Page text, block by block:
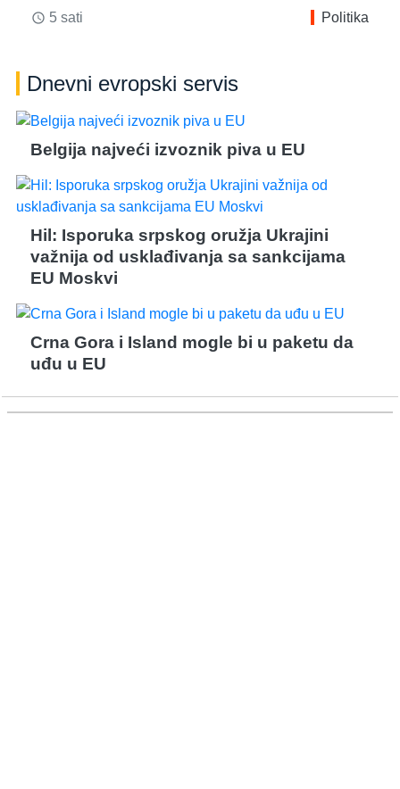
access_time 5 sati Politika
Dnevni evropski servis
Belgija najveći izvoznik piva u EU
Hil: Isporuka srpskog oružja Ukrajini
važnija od usklađivanja sa sankcijama
EU Moskvi
Crna Gora i Island mogle bi u paketu da
uđu u EU